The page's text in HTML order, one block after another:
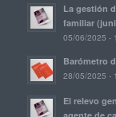
La gestión
familiar
05/06/2025 -
Barómetro
28/05/2025 -
El relevo